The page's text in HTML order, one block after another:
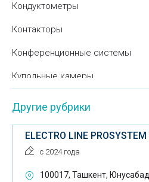
Кондуктометры
Контакторы
Конференционные системы
Купольные камеры
Нагревательные приборы
Низковольтное оборудование
Оборудование для
Оптико-волоконный кабель
Другие рубрики
ELECTRO LINE PROSYSTEM
с 2024 года
100017, Ташкент,